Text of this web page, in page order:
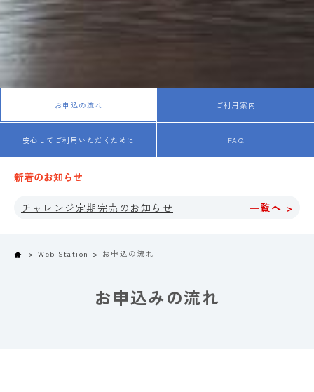
お申込の流れ ご利用案内
安心してご利用いただくために FAQ
新着のお知らせ
チャレンジ定期完売のお知らせ 一覧へ >
HomeWeb Station お申込の流れ
お申込みの流れ